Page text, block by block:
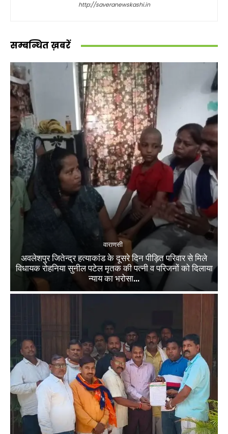
http://saveranewskashi.in
सम्बन्धित ख़बरें
वाराणसी
अवलेशपुर जितेन्द्र हत्याकांड के दूसरे दिन पीड़ित परिवार से मिले
विधायक रोहनिया सुनील पटेल मृतक की पत्नी व परिजनों को दिलाया
न्याय का भरोसा...